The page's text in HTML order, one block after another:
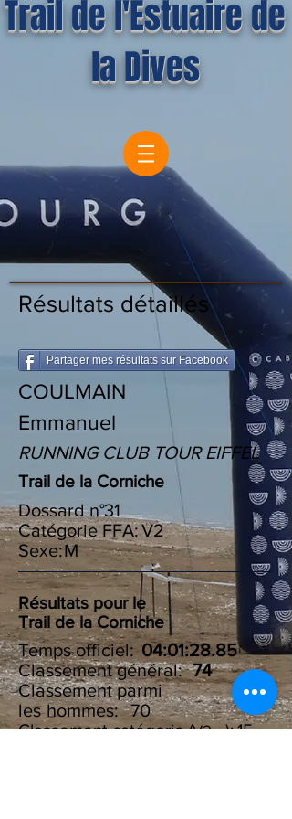
Trail de l'Estuaire de
la Dives
Résultats détaillés
Partager mes résultats sur Facebook
COULMAIN
Emmanuel
RUNNING CLUB TOUR EIFFEL
Trail de la Corniche
Dossard n°31
Catégorie FFA:V2
Sexe:M
Résultats pour le
Trail de la Corniche
Temps officiel: 04:01:28.85
Classement général: 74
Classement parmi
les : 70
hommes
Classement catégorie ( ):15
V2